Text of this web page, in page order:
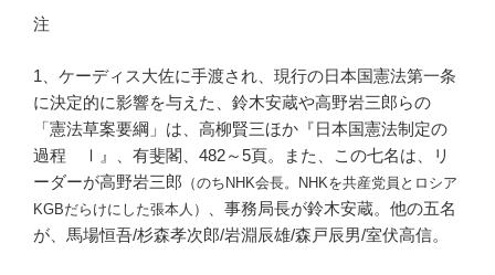
注
1、ケーディス大佐に手渡され、現行の日本国憲法第一条
に決定的に影響を与えた、鈴木安蔵や高野岩三郎らの
「憲法草案要綱」は、高柳賢三ほか『日本国憲法制定の
過程 Ⅰ』、有斐閣、482～5頁。また、この七名は、リ
ーダーが高野岩三郎 （のちNHK会長。NHKを共産党員とロシア
KGBだらけにした張本人）
、事務局長が鈴木安蔵。他の五名
が、馬場恒吾/杉森孝次郎/岩淵辰雄/森戸辰男/室伏高信。